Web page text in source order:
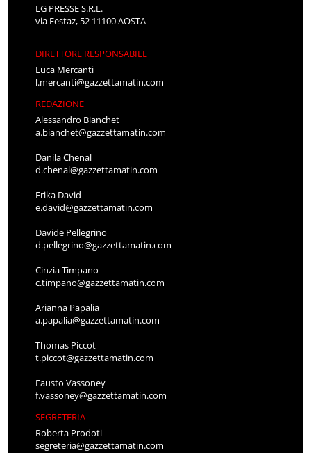
LG PRESSE S.R.L.
via Festaz, 52 11100 AOSTA
DIRETTORE RESPONSABILE
Luca Mercanti
l.mercanti@gazzettamatin.com
REDAZIONE
Alessandro Bianchet
a.bianchet@gazzettamatin.com
Danila Chenal
d.chenal@gazzettamatin.com
Erika David
e.david@gazzettamatin.com
Davide Pellegrino
d.pellegrino@gazzettamatin.com
Cinzia Timpano
c.timpano@gazzettamatin.com
Arianna Papalia
a.papalia@gazzettamatin.com
Thomas Piccot
t.piccot@gazzettamatin.com
Fausto Vassoney
f.vassoney@gazzettamatin.com
SEGRETERIA
Roberta Prodoti
segreteria@gazzettamatin.com